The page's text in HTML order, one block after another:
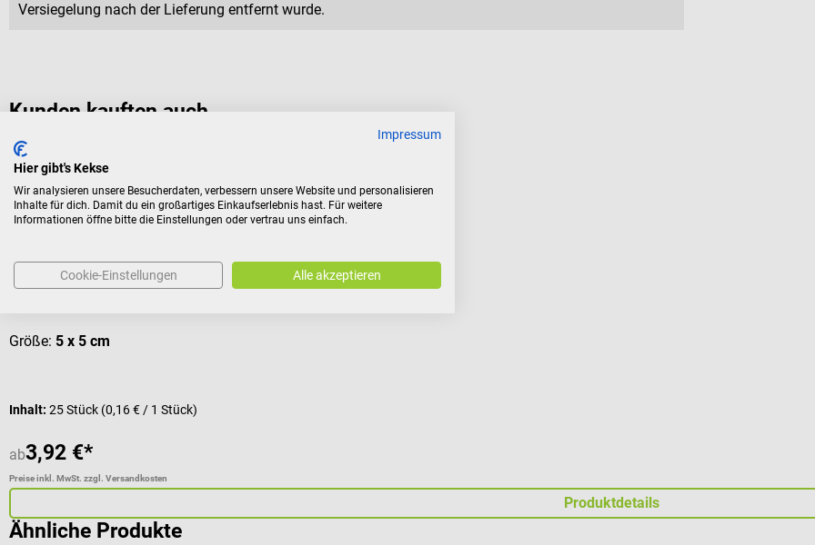
Versiegelung nach der Lieferung entfernt wurde.
Kunden kauften auch
SSB
HARTMANN
ES-Kompressen steril
Größe: 5 x 5 cm
Inhalt: 25 Stück (0,16 € / 1 Stück)
ab3,92 €*
Preise inkl. MwSt. zzgl. Versandkosten
Produktdetails
Ähnliche Produkte
Impressum
Hier gibt's Kekse
Wir analysieren unsere Besucherdaten, verbessern unsere Website und personalisieren
Inhalte für dich. Damit du ein großartiges Einkaufserlebnis hast. Für weitere
Informationen öffne bitte die Einstellungen oder vertrau uns einfach.
Cookie-Einstellungen Alle akzeptieren